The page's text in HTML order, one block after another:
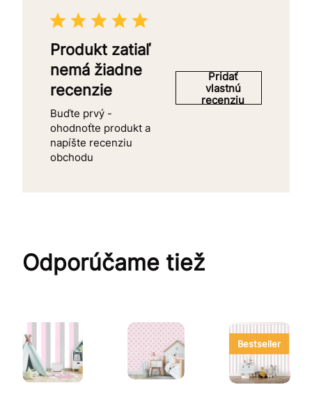
Produkt zatiaľ
nemá žiadne
recenzie
Buďte prvý -
ohodnoťte produkt a
napíšte recenziu
obchodu
Pridať
vlastnú
recenziu
Odporúčame tiež
Bestseller